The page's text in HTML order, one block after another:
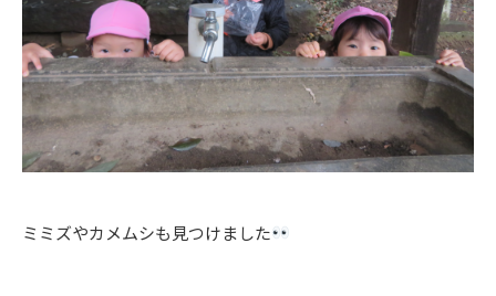
ミミズやカメムシも見つけました